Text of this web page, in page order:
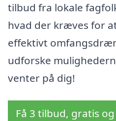
tilbud fra lokale
hvad der kræves for
effektivt
udforske
venter på dig!
Få 3 tilbud, gratis